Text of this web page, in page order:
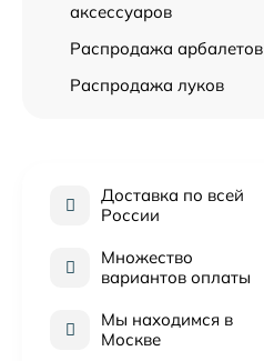
аксессуаров
Распродажа арбалетов
Распродажа луков
Доставка по всей
России
Множество
вариантов оплаты
Мы находимся в
Москве